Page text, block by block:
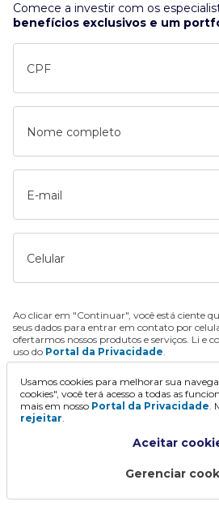
Comece a investir com os
benefícios exclusivos e um
CPF
Nome completo
E-mail
Celular
Ao clicar em "Continuar", você está ciente
seus dados para entrar em contato por
ofertarmos nossos produtos e serviços. Li e
uso do Portal da Privacidade.
Continuar
Usamos cookies para melhorar sua
cookies", você terá acesso a todas as
mais em nosso Portal da Privacidade.
rejeitar.
Aceitar
Gerenciar